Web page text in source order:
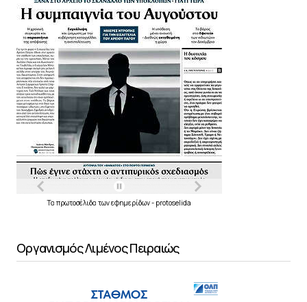
Τα πρωτοσέλιδα τωνεφημερίδων- protoselida
Οργανισμός Λιμένος Πειραιώς